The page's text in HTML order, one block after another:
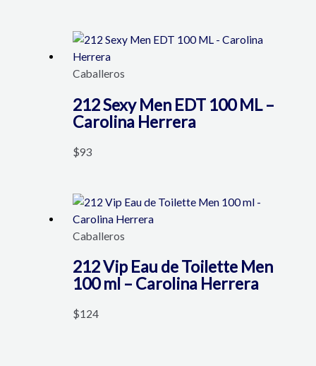
Caballeros
212 Sexy Men EDT 100 ML –
Carolina Herrera
$93
Caballeros
212 Vip Eau de Toilette Men
100 ml – Carolina Herrera
$124